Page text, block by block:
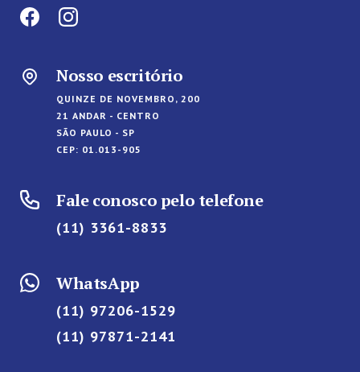
Nosso escritório
QUINZE DE NOVEMBRO, 200
21 ANDAR - CENTRO
SÃO PAULO - SP
CEP: 01.013-905
Fale conosco pelo telefone
(11) 3361-8833
WhatsApp
(11) 97206-1529
(11) 97871-2141